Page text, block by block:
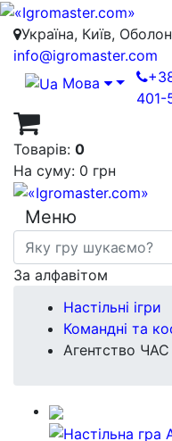
Україна, Київ,
info@igromaster.com
Мова
401-
Товарів: 0
На суму: 0 грн
Меню
За алфавітом
Настільні ігри
Командні та
Агентство